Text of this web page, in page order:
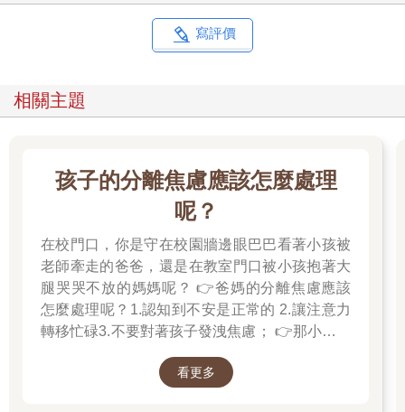
AI。這種技術讓電腦可以用類似大腦運作的方式來處理資訊。
1997年，一部叫做「深藍」的超級電腦，擊敗了當時的西洋棋世
業棋士。
家共同開發。當時各界都認為它是人工智慧發展史上的里程碑。
是遵循設計好的程式指令來運作，並不具備自我學習的能力。
過去，程式設計師需要為機器設定精確的指令，讓它能夠應對所
有可能的情境。但現在，他們可以設計演算法，讓機器自己學習
該怎麼做。
AlphaGo圍棋程式
2016年，一款名叫AlphaGo的電腦程式在圍棋比賽中戰勝人類對
手—南韓棋王李世乭，他是世界圍棋史上最頂尖的棋士之一。
跟「深藍」不同的是，AlphaGo 並沒有龐大的棋路資料庫作為思
考的基礎，而是先透過「觀看」人類下棋的紀錄來學習圍棋，然
後跟自己對弈來精進、提升棋力。換句話說，AlphaGo是自己學
寫評價
相關主題
孩子的分離焦慮應該怎麼處理
呢？
在校門口，你是守在校園牆邊眼巴巴看著小孩被
老師牽走的爸爸，還是在教室門口被小孩抱著大
腿哭哭不放的媽媽呢？ 👉爸媽的分離焦慮應該
怎麼處理呢？1.認知到不安是正常的 2.讓注意力
轉移忙碌3.不要對著孩子發洩焦慮； 👉那小朋友
也許是熟悉的玩偶增加安全感 2.與孩子分開時請
看更多